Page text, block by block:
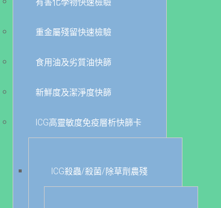
重金屬殘留快速檢驗
食用油及劣質油快篩
新鮮度及潔淨度快篩
ICG高靈敏度免疫層析快篩卡
ICG殺蟲/殺菌/除草劑農殘